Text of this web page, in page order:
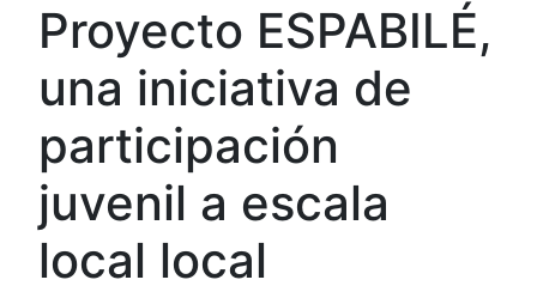
Proyecto ESPABILÉ,
una iniciativa de
participación
juvenil a escala
local local